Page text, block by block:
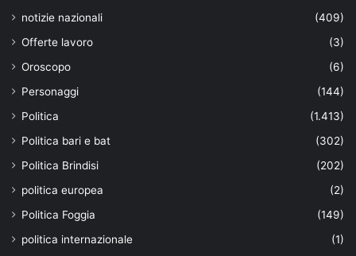
notizie nazionali
(409)
Offerte lavoro
(3)
Oroscopo
(6)
Personaggi
(144)
Politica
(1.413)
Politica bari e bat
(302)
Politica Brindisi
(202)
politica europea
(2)
Politica Foggia
(149)
politica internazionale
(1)